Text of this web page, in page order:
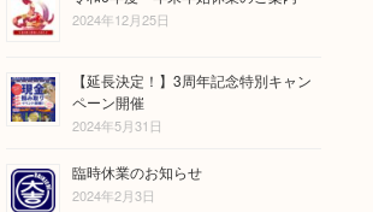
2024年12月25日
【延長決定！】3周年記念特別キャン
ペーン開催
2024年5月31日
臨時休業のお知らせ
2024年2月3日